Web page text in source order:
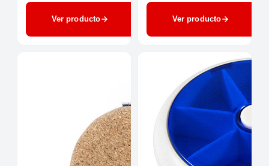
Ver producto Ver producto